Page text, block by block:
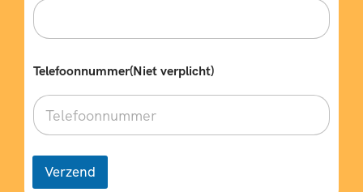
Telefoonnummer(Niet verplicht)
Verzend